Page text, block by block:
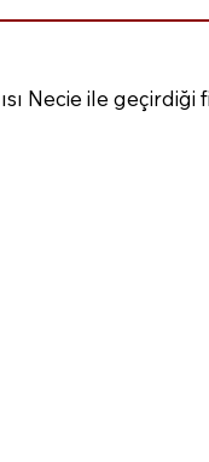
Necie ile geçirdiği